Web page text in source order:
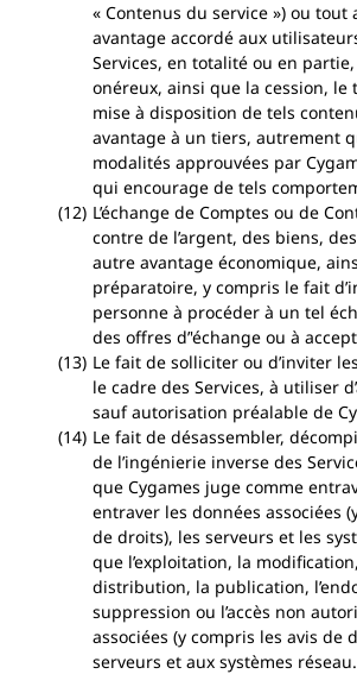
« Contenus du service ») ou
avantage accordé aux
Services, en totalité ou en
onéreux, ainsi que la cession, le
mise à disposition de tels
avantage à un tiers, autrement
modalités approuvées par
qui encourage de tels
L’échange de Comptes ou de
contre de l’argent, des biens,
autre avantage économique,
préparatoire, y compris le fait
personne à procéder à un tel
des offres d’'échange ou à
Le fait de solliciter ou d’inviter
le cadre des Services, à utiliser
sauf autorisation préalable de
Le fait de désassembler,
de l’ingénierie inverse des
que Cygames juge comme
entraver les données associées
de droits), les serveurs et les
que l’exploitation, la
distribution, la publication,
suppression ou l’accès non
associées (y compris les avis de
serveurs et aux systèmes réseau.